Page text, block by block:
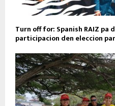
Turn off for: Spanish RAIZ pa
participacion den eleccion